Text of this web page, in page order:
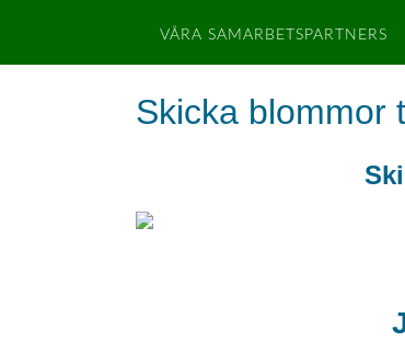
VÅRA SAMARBETSPARTNERS
Skicka blommor